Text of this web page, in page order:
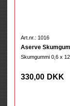
Art.nr.: 1016
Aserve
Skumgummi 0,6 x
330,00 DKK